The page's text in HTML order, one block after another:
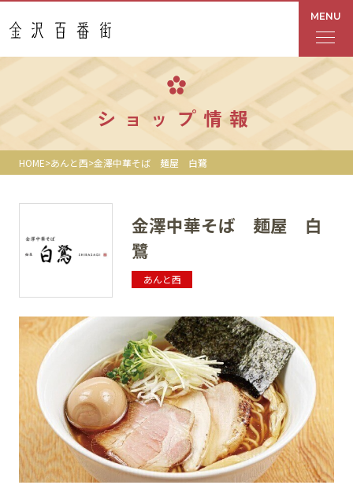
MENU
フロアガイド
あんと
Rinto
ショップ検索
ショップニュース
イベント
アクセス・パーキング
館内サービス
ショップ情報
HOME あんと西 金澤中華そば 麺屋 白鷺
金澤中華そば 麺屋 白
鷺
あんと西